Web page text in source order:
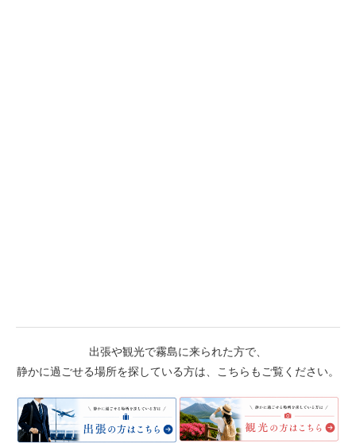
出張や観光で霧島に来られた方で、
静かに過ごせる場所を探している方は、こちらもご覧ください。